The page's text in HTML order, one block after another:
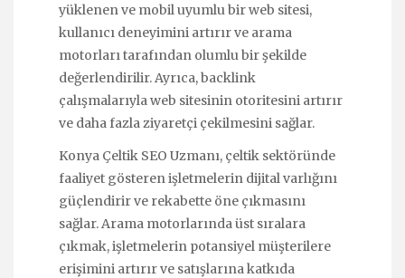
yüklenen ve mobil uyumlu bir web sitesi,
kullanıcı deneyimini artırır ve arama
motorları tarafından olumlu bir şekilde
değerlendirilir. Ayrıca, backlink
çalışmalarıyla web sitesinin otoritesini artırır
ve daha fazla ziyaretçi çekilmesini sağlar.
Konya Çeltik SEO Uzmanı, çeltik sektöründe
faaliyet gösteren işletmelerin dijital varlığını
güçlendirir ve rekabette öne çıkmasını
sağlar. Arama motorlarında üst sıralara
çıkmak, işletmelerin potansiyel müşterilere
erişimini artırır ve satışlarına katkıda